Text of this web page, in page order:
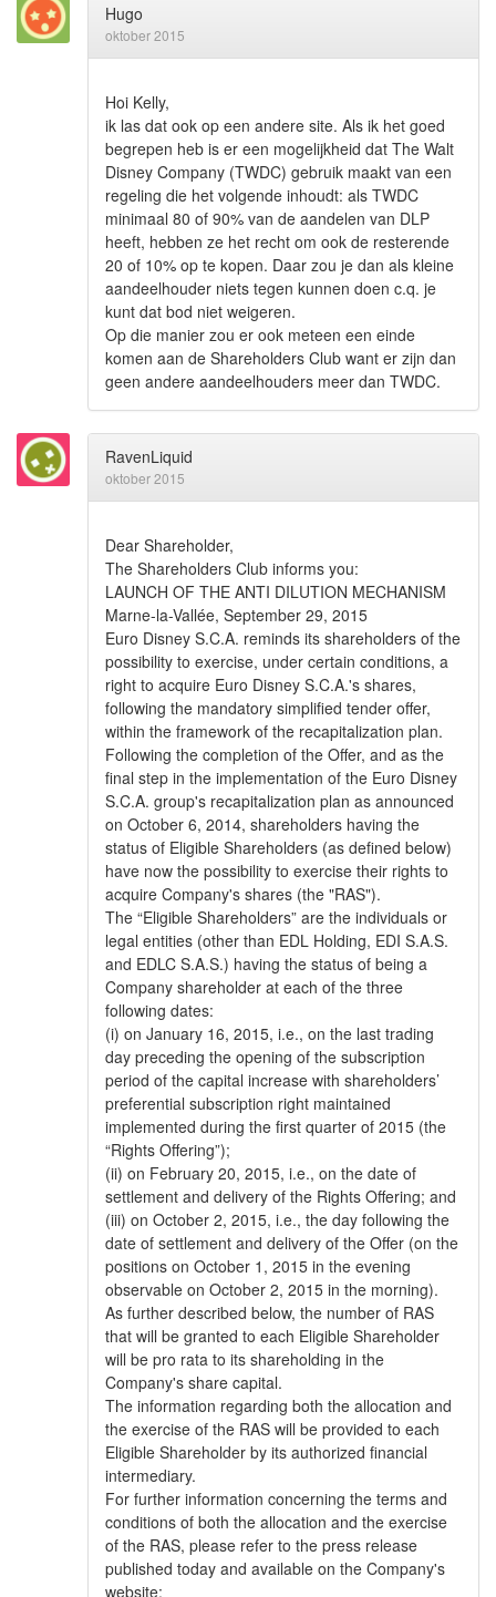
Hugo
oktober 2015
Hoi Kelly,
ik las dat ook op een andere site. Als ik het goed
begrepen heb is er een mogelijkheid dat The Walt
Disney Company (TWDC) gebruik maakt van een
regeling die het volgende inhoudt: als TWDC
minimaal 80 of 90% van de aandelen van DLP
heeft, hebben ze het recht om ook de resterende
20 of 10% op te kopen. Daar zou je dan als kleine
aandeelhouder niets tegen kunnen doen c.q. je
kunt dat bod niet weigeren.
Op die manier zou er ook meteen een einde
komen aan de Shareholders Club want er zijn dan
geen andere aandeelhouders meer dan TWDC.
RavenLiquid
oktober 2015
Dear Shareholder,
The Shareholders Club informs you:
LAUNCH OF THE ANTI DILUTION MECHANISM
Marne-la-Vallée, September 29, 2015
Euro Disney S.C.A. reminds its shareholders of the
possibility to exercise, under certain conditions, a
right to acquire Euro Disney S.C.A.'s shares,
following the mandatory simplified tender offer,
within the framework of the recapitalization plan.
Following the completion of the Offer, and as the
final step in the implementation of the Euro Disney
S.C.A. group's recapitalization plan as announced
on October 6, 2014, shareholders having the
status of Eligible Shareholders (as defined below)
have now the possibility to exercise their rights to
acquire Company's shares (the "RAS").
The “Eligible Shareholders” are the individuals or
legal entities (other than EDL Holding, EDI S.A.S.
and EDLC S.A.S.) having the status of being a
Company shareholder at each of the three
following dates:
(i) on January 16, 2015, i.e., on the last trading
day preceding the opening of the subscription
period of the capital increase with shareholders’
preferential subscription right maintained
implemented during the first quarter of 2015 (the
“Rights Offering”);
(ii) on February 20, 2015, i.e., on the date of
settlement and delivery of the Rights Offering; and
(iii) on October 2, 2015, i.e., the day following the
date of settlement and delivery of the Offer (on the
positions on October 1, 2015 in the evening
observable on October 2, 2015 in the morning).
As further described below, the number of RAS
that will be granted to each Eligible Shareholder
will be pro rata to its shareholding in the
Company's share capital.
The information regarding both the allocation and
the exercise of the RAS will be provided to each
Eligible Shareholder by its authorized financial
intermediary.
For further information concerning the terms and
conditions of both the allocation and the exercise
of the RAS, please refer to the press release
published today and available on the Company's
website: